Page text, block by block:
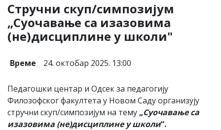
Стручни скуп/симпозијум
„Суочавање са изазовима
(не)дисциплине у школи"
Време 24. октобар 2025. 13:00
Педагошки центар и Одсек за педагогију
Филозофског факултета у Новом Саду организују
стручни скуп/симпозијум на тему „Суочавање са
изазовима (не)дисциплине у школи“.